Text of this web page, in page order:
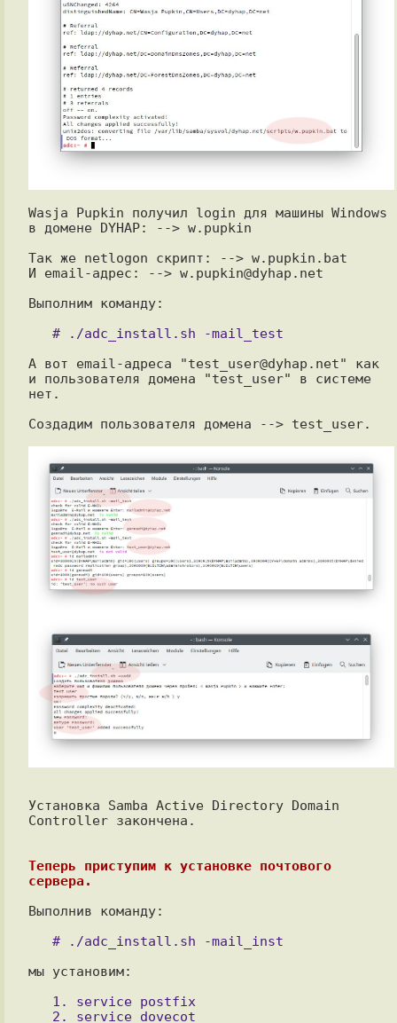
Wasja Pupkin получил login для машины Windows
в домене DYHAP: --> w.pupkin
Так же netlogon скрипт: --> w.pupkin.bat
И email-адрес: --> w.pupkin@dyhap.net
Выполним команду:
А вот email-адреса "test_user@dyhap.net" как
и пользователя домена "test_user" в системе
нет.
Создадим пользователя домена --> test_user.
Установка Samba Active Directory Domain
Controller закончена.
Теперь приступим к установке почтового
сервера.
Выполнив команду:
мы установим: